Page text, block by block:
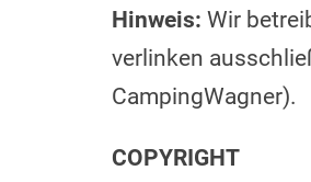
Hinweis: Wir
verlinken
CampingWagner).
COPYRIGHT